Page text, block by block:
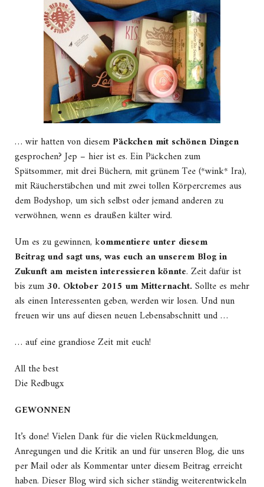
… wir hatten von diesem Päckchen mit schönen Dingen
gesprochen? Jep – hier ist es. Ein Päckchen zum
Spätsommer, mit drei Büchern, mit grünem Tee (*wink* Ira),
mit Räucherstäbchen und mit zwei tollen Körpercremes aus
dem Bodyshop, um sich selbst oder jemand anderen zu
verwöhnen, wenn es draußen kälter wird.
Um es zu gewinnen, kommentiere unter diesem
Beitrag und sagt uns, was euch an unserem Blog in
Zukunft am meisten interessieren könnte. Zeit dafür ist
bis zum30. Oktober 2015 um Mitternacht. Sollte es mehr
als einen Interessenten geben, werden wir losen. Und nun
freuen wir uns auf diesen neuen Lebensabschnitt und …
… auf eine grandiose Zeit mit euch!
All the best
Die Redbugx
GEWONNEN
It’s done! Vielen Dank für die vielen Rückmeldungen,
Anregungen und die Kritik an und für unseren Blog, die uns
per Mail oder als Kommentar unter diesem Beitrag erreicht
haben. Dieser Blog wird sich sicher ständig weiterentwickeln